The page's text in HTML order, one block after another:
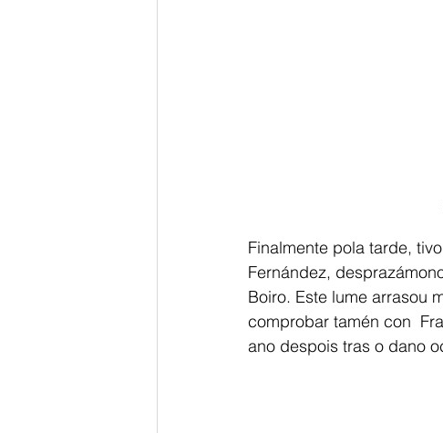
Finalmente pola tarde,
Fernández,
Boiro. Este lume arrasou
comprobar tamén con
ano despois tras o dano